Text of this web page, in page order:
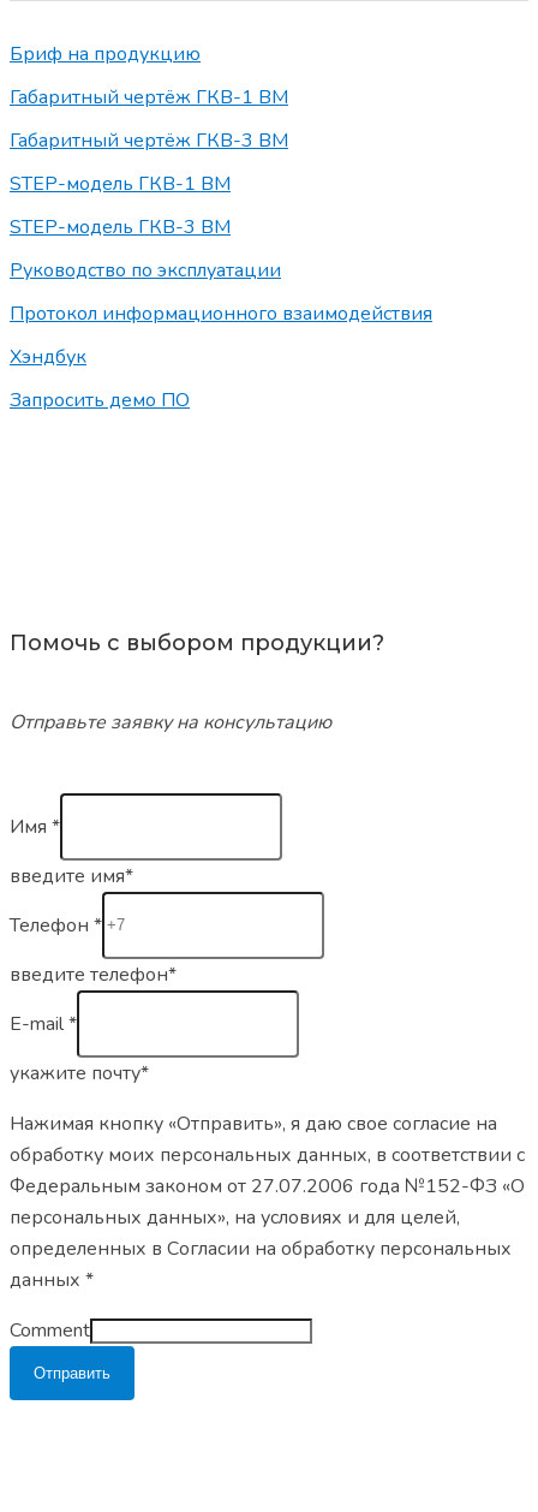
Бриф на продукцию
Габаритный чертёж ГКВ-1 ВМ
Габаритный чертёж ГКВ-3 ВМ
STEP-модель ГКВ-1 ВМ
STEP-модель ГКВ-3 ВМ
Руководство по эксплуатации
Протокол информационного взаимодействия
Хэндбук
Запросить демо ПО
Помочь с выбором продукции?
Отправьте заявку на консультацию
Имя *
введите имя*
Телефон *
введите телефон*
E-mail*
укажите почту*
Нажимая кнопку «Отправить», я даю свое согласие на
обработку моих персональных данных, в соответствии с
Федеральным законом от 27.07.2006 года №152-ФЗ «О
персональных данных», на условиях и для целей,
определенных в Согласии на обработку персональных
данных *
Comment
Отправить